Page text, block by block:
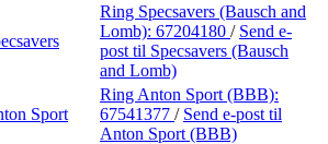
Ring Specsavers (Bausch and
Lomb): 67204180 / Send e-
post til Specsavers (Bausch
and Lomb)
Sport
Ring Anton Sport (BBB):
67541377 / Send e-post til
Anton Sport (BBB)